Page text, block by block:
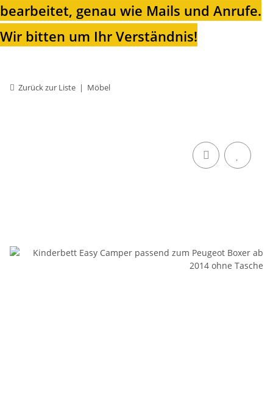
bearbeitet, genau wie Mails und Anrufe.
Wir bitten um Ihr Verständnis!
Zurück zur Liste Möbel